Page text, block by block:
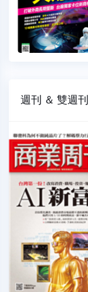
週刊 ＆ 雙週刊